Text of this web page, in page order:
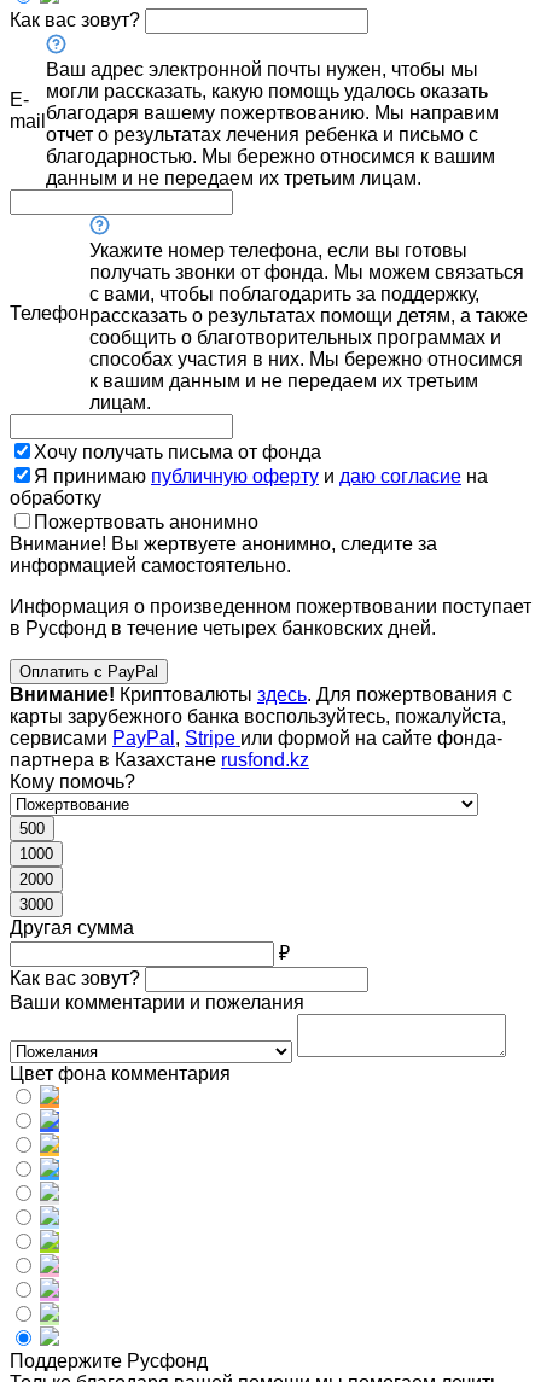
Как вас зовут?
E-
mail
Ваш адрес электронной почты нужен, чтобы мы
могли рассказать, какую помощь удалось оказать
благодаря вашему пожертвованию. Мы направим
отчет о результатах лечения ребенка и письмо с
благодарностью. Мы бережно относимся к вашим
данным и не передаем их третьим лицам.
Телефон
Укажите номер телефона, если вы готовы
получать звонки от фонда. Мы можем связаться
с вами, чтобы поблагодарить за поддержку,
рассказать о результатах помощи детям, а также
сообщить о благотворительных программах и
способах участия в них. Мы бережно относимся
к вашим данным и не передаем их третьим
лицам.
Хочу получать письма от фонда
Я принимаю публичную оферту и даю согласие на
обработку
Пожертвовать анонимно
Внимание! Вы жертвуете анонимно, следите за
информацией самостоятельно.
Информация о произведенном пожертвовании поступает
в Русфонд в течение четырех банковских дней.
Оплатить с PayPal
Внимание! Криптовалюты здесь. Для пожертвования с
карты зарубежного банка воспользуйтесь, пожалуйста,
сервисами PayPal , Stripe или формой на сайте фонда-
партнера в Казахстане rusfond.kz
Кому помочь?
500
1000
2000
3000
Другая сумма
₽
Как вас зовут?
Ваши комментарии и пожелания
Цвет фона комментария
Поддержите Русфонд